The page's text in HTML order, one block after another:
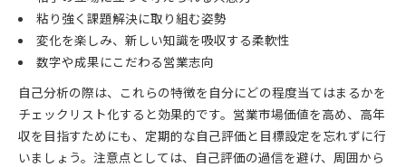
粘り強く課題解決に取り組む姿勢
変化を楽しみ、新しい知識を吸収する柔軟性
数字や成果にこだわる営業志向
自己分析の際は、これらの特徴を自分にどの程度当てはまるかを
チェックリスト化すると効果的です。営業市場価値を高め、高年
収を目指すためにも、定期的な自己評価と目標設定を忘れずに行
いましょう。注意点としては、自己評価の過信を避け、周囲から